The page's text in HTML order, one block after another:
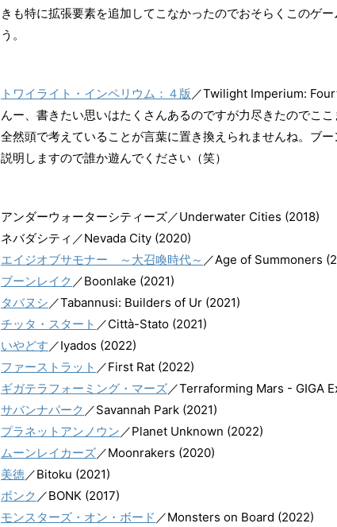
きも特に拡張要素を追加してこなかったのでおそらくこのゲ
う。
トワイライト・インペリウム：４版／Twilight Imperium:
んー、書きたい思いはたくさんあるのですが力尽きたのでこ
全然頭で考えていることが言葉に置き換えられませんね。ブ
説明しますので誰か遊んでください（笑）
アンダーウォーターシティーズ／Underwater Cities (2018)
ネバダシティ／Nevada City (2020)
エイジオブサモナー ～大召喚時代～ ／Age of Summoners
ブーンレイク ／Boonlake (2021)
タバヌシ／Tabannusi: Builders of Ur (2021)
チッタ・スタート ／Città-Stato (2021)
いやどす／Iyados (2022)
ファーストラット ／First Rat (2022)
ギガテラフォーミング・マーズ／Terraforming Mars - GIGA
サバンナパーク ／Savannah Park (2021)
プラネットアンノウン／Planet Unknown (2022)
ムーンレイカーズ／Moonrakers (2020)
美徳／Bitoku (2021)
ボンク ／BONK (2017)
モンスターズ・オン・ボード ／Monsters on Board (2022)